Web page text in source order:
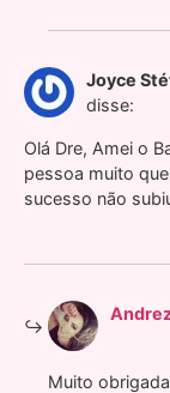
Joyce
disse:
Olá Dre, Amei o
pessoa muito
sucesso não
Muito